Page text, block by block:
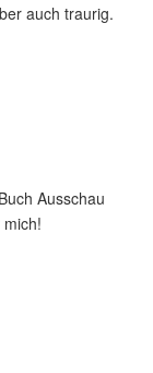
auch traurig.
Ausschau